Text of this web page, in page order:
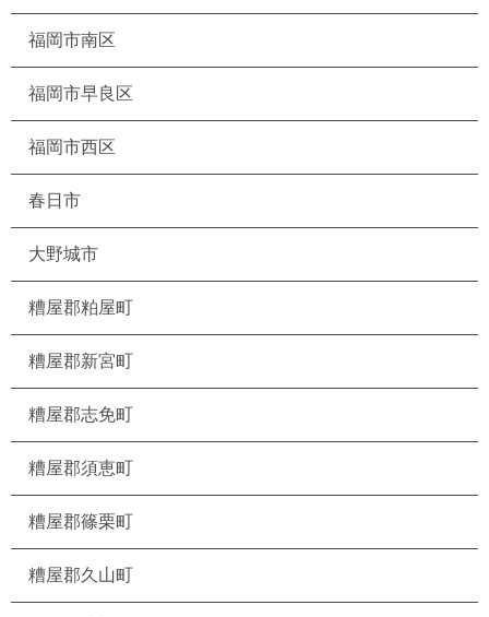
福岡市南区
福岡市早良区
福岡市西区
春日市
大野城市
糟屋郡粕屋町
糟屋郡新宮町
糟屋郡志免町
糟屋郡須恵町
糟屋郡篠栗町
糟屋郡久山町